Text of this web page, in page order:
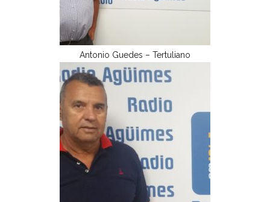
Antonio Guedes – Tertuliano